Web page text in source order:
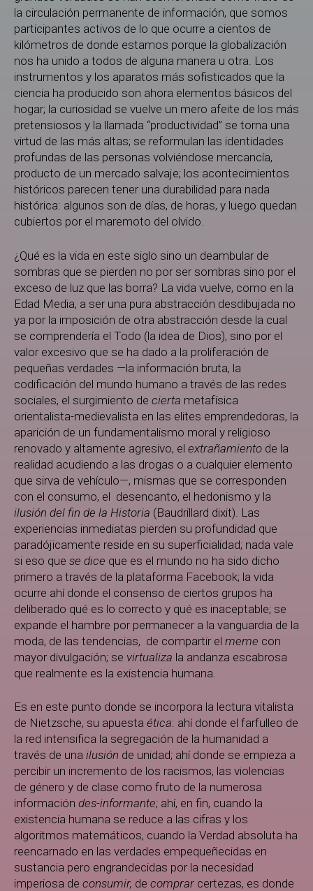
la circulación permanente de información, que somos
participantes activos de lo que ocurre a cientos de
kilómetros de donde estamos porque la globalización
nos ha unido a todos de alguna manera u otra. Los
instrumentos y los aparatos más sofisticados que la
ciencia ha producido son ahora elementos básicos del
hogar; la curiosidad se vuelve un mero afeite de los más
pretensiosos y la llamada “productividad” se torna una
virtud de las más altas; se reformulan las identidades
profundas de las personas volviéndose mercancía,
producto de un mercado salvaje; los acontecimientos
históricos parecen tener una durabilidad para nada
histórica: algunos son de días, de horas, y luego quedan
cubiertos por el maremoto del olvido.
¿Qué es la vida en este siglo sino un deambular de
sombras que se pierden no por ser sombras sino por el
exceso de luz que las borra? La vida vuelve, como en la
Edad Media, a ser una pura abstracción desdibujada no
ya por la imposición de otra abstracción desde la cual
se comprendería el Todo (la idea de Dios), sino por el
valor excesivo que se ha dado a la proliferación de
pequeñas verdades —la información bruta, la
codificación del mundo humano a través de las redes
sociales, el surgimiento de cierta metafísica
orientalista-medievalista en las elites emprendedoras, la
aparición de un fundamentalismo moral y religioso
renovado y altamente agresivo, el extrañamiento de la
realidad acudiendo a las drogas o a cualquier elemento
que sirva de vehículo—, mismas que se corresponden
con el consumo, el desencanto, el hedonismo y la
ilusión del fin de la Historia (Baudrillard dixit). Las
experiencias inmediatas pierden su profundidad que
paradójicamente reside en su superficialidad; nada vale
si eso que se dice que es el mundo no ha sido dicho
primero a través de la plataforma Facebook; la vida
ocurre ahí donde el consenso de ciertos grupos ha
deliberado qué es lo correcto y qué es inaceptable; se
expande el hambre por permanecer a la vanguardia de la
moda, de las tendencias, de compartir el meme con
mayor divulgación; se virtualiza la andanza escabrosa
que realmente es la existencia humana.
Es en este punto donde se incorpora la lectura vitalista
de Nietzsche, su apuesta ética: ahí donde el farfulleo de
la red intensifica la segregación de la humanidad a
través de una ilusión de unidad; ahí donde se empieza a
percibir un incremento de los racismos, las violencias
de género y de clase como fruto de la numerosa
información des-informante; ahí, en fin, cuando la
existencia humana se reduce a las cifras y los
algoritmos matemáticos, cuando la Verdad absoluta ha
reencarnado en las verdades empequeñecidas en
sustancia pero engrandecidas por la necesidad
imperiosa de consumir, de comprar certezas, es donde